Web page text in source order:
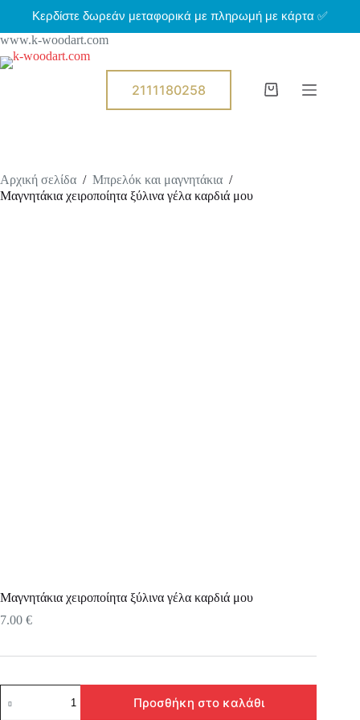
Κερδίστε δωρεάν μεταφορικά με πληρωμή με κάρτα ✅
www.k-woodart.com
τ
ά
ε
ρ
2111180258
Shopping
Αρχική σελίδα / Μπρελόκ και μαγνητάκια /
Μαγνητάκια χειροποίητα ξύλινα γέλα καρδιά μου
Μαγνητάκια χειροποίητα ξύλινα γέλα καρδιά μου
7.00 €
χειροποίητα
Προσθήκη στο καλάθι